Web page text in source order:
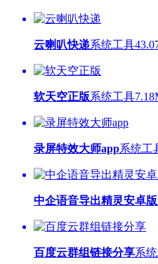
云喇叭快递系统工具
软天空正版系统工具
录屏特效大师app系统工
中企语音导出精灵安卓版
百度云群组链接分享系